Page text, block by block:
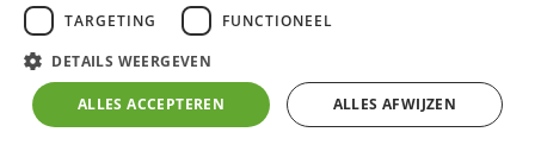
Serre is volledig nieuw en bestaat uit aluminium in mat
zwart en gehard veiligheidsglas. Deze serre heeft
standaard 1 draaideur en 2 ramen op de achtergevel.
TARGETING FUNCTIONEEL
DETAILS WEERGEVEN
ALLES ACCEPTEREN ALLES AFWIJZEN